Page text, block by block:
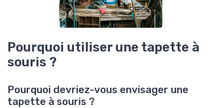
Pourquoi utiliser une tapette à
souris ?
Pourquoi devriez-vous envisager une
tapette à souris ?